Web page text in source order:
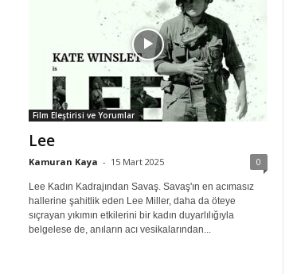
Film Eleştirisi ve Yorumlar
Lee
Kamuran Kaya - 15 Mart 2025 0
Lee Kadın Kadrajından Savaş. Savaş'ın en acımasız
hallerine şahitlik eden Lee Miller, daha da öteye
sıçrayan yıkımın etkilerini bir kadın duyarlılığıyla
belgelese de, anıların acı vesikalarından...